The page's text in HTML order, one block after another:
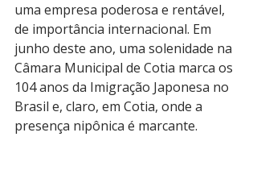
uma empresa poderosa e rentável,
de importância internacional. Em
junho deste ano, uma solenidade na
Câmara Municipal de Cotia marca os
104 anos da Imigração Japonesa no
Brasil e, claro, em Cotia, onde a
presença nipônica é marcante.